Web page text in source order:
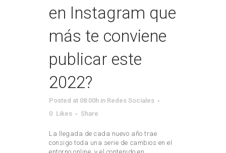
en Instagram que
más te conviene
publicar este
2022?
Posted at 08:00h in Redes Sociales
0 Likes Share
La llegada de cada nuevo año trae
consigo toda una serie de cambios en el